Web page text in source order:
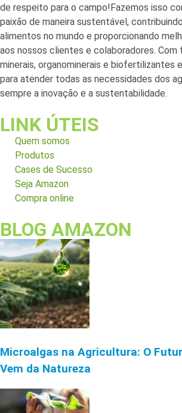
de respeito para o campo!Fazemos isso
paixão de maneira sustentável,
alimentos no mundo e proporcionando
aos nossos clientes e colaboradores.
minerais, organominerais e biofertilizantes
para atender todas as necessidades dos
sempre a inovação e a sustentabilidade.
LINK ÚTEIS
Quem somos
Produtos
Cases de Sucesso
Seja Amazon
Compra online
BLOG AMAZON
Microalgas na Agricultura: O
Vem da Natureza